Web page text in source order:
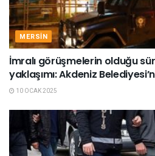
MERSIN
İmralı görüşmelerin olduğu
yaklaşımı: Akdeniz
10 OCAK 2025